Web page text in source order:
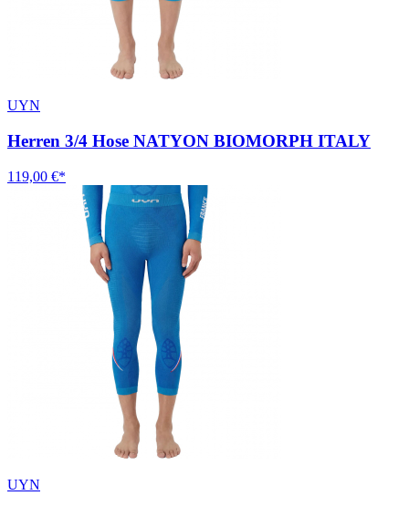
UYN
Herren 3/4 Hose NATYON BIOMORPH ITALY
119,00 €*
UYN